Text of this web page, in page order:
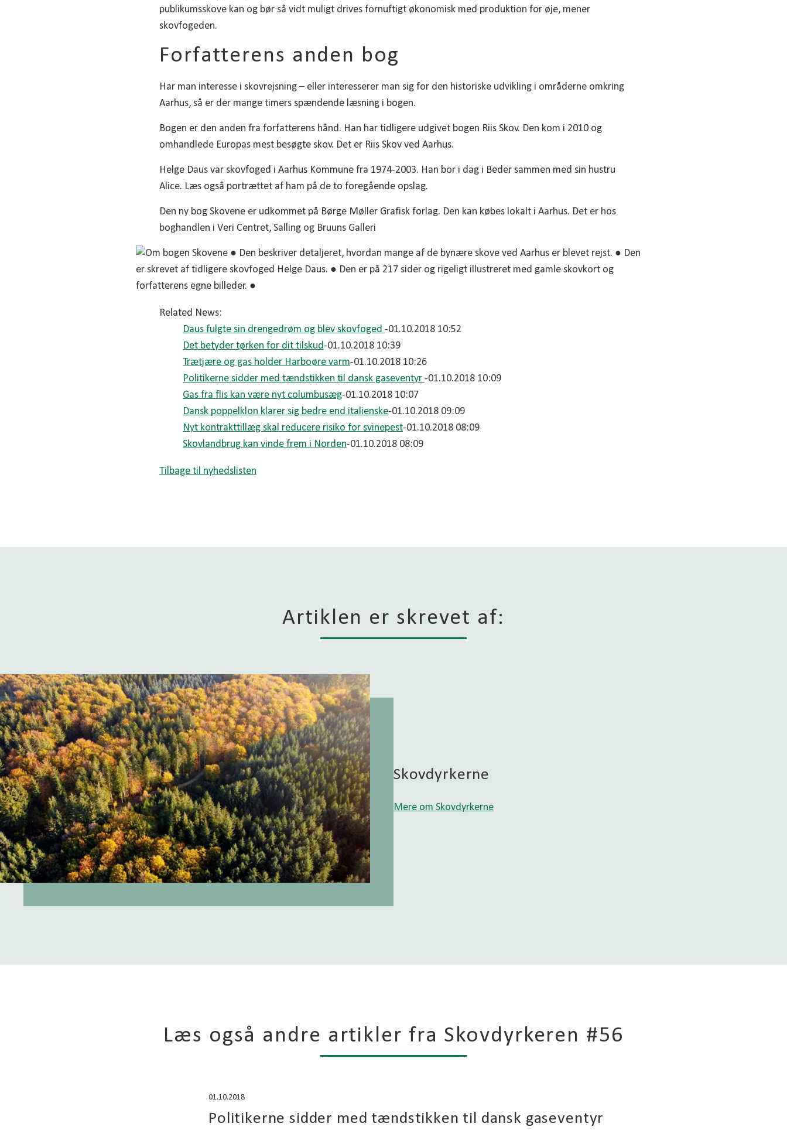
publikumsskove kan og bør så vidt muligt drives fornuftigt økonomisk med produktion for øje, mener
skovfogeden.
Forfatterens anden bog
Har man interesse i skovrejsning – eller interesserer man sig for den historiske udvikling i områderne omkring
Aarhus, så er der mange timers spændende læsning i bogen.
Bogen er den anden fra forfatterens hånd. Han har tidligere udgivet bogen Riis Skov. Den kom i 2010 og
omhandlede Europas mest besøgte skov. Det er Riis Skov ved Aarhus.
Helge Daus var skovfoged i Aarhus Kommune fra 1974-2003. Han bor i dag i Beder sammen med sin hustru
Alice. Læs også portrættet af ham på de to foregående opslag.
Den ny bog Skovene er udkommet på Børge Møller Grafisk forlag. Den kan købes lokalt i Aarhus. Det er hos
boghandlen i Veri Centret, Salling og Bruuns Galleri
Related News:
Daus fulgte sin drengedrøm og blev skovfoged -01.10.2018 10:52
Det betyder tørken for dit tilskud-01.10.2018 10:39
Trætjære og gas holder Harboøre varm-01.10.2018 10:26
Politikerne sidder med tændstikken til dansk gaseventyr -01.10.2018 10:09
Gas fra flis kan være nyt columbusæg-01.10.2018 10:07
Dansk poppelklon klarer sig bedre end italienske-01.10.2018 09:09
Nyt kontrakttillæg skal reducere risiko for svinepest-01.10.2018 08:09
Skovlandbrug kan vinde frem i Norden-01.10.2018 08:09
Tilbage til nyhedslisten
Artiklen er skrevet af:
Skovdyrkerne
Mere om Skovdyrkerne
Læs også andre artikler fra Skovdyrkeren #56
01.10.2018
Politikerne sidder med tændstikken til dansk gaseventyr